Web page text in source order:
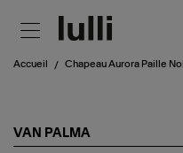
Accueil Chapeau Aurora Paille
VAN PALMA